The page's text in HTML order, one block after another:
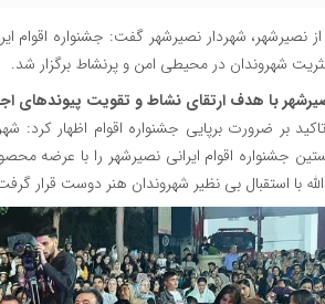
از نصیرشهر، شهردار نصیرشهر گفت: جشنواره اقوام
شهروندان در محیطی امن و پرنشاط برگزار شد.
با هدف ارتقای نشاط و تقویت پیوندهای
بر ضرورت برپایی جشنواره اقوام اظهار کرد:
با استقبال بی نظیر شهروندان هنر دوست قرار